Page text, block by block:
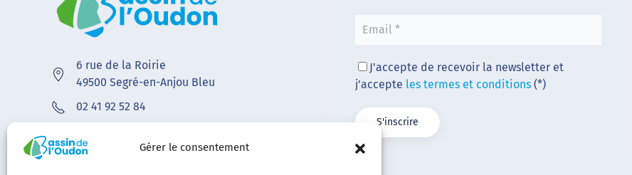
Gérer le consentement
6 rue de la Roirie
49500 Segré-en-Anjou Bleu
02 41 92 52 84
J'accepte de recevoir la newsletter et
j'accepte les termes et conditions(*)